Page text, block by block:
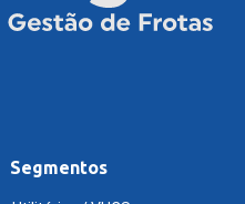
Segmentos